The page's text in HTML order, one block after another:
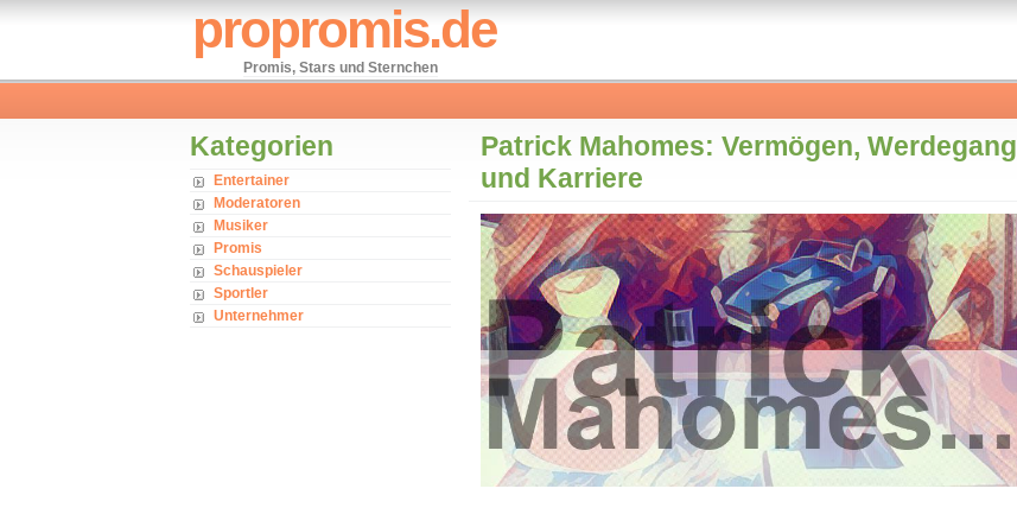
propromis.de
Promis, Stars und Sternchen
Kategorien
Entertainer
Moderatoren
Musiker
Promis
Schauspieler
Sportler
Unternehmer
Patrick Mahomes: Vermögen, Werdegang
und Karriere